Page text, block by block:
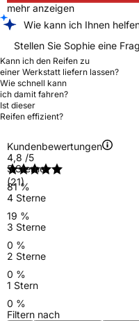
mehr anzeigen
Wie kann ich Ihnen
Stellen Sie Sophie eine
Kann ich den Reifen zu
einer Werkstatt liefern lassen?
Wie schnell kann
ich damit fahren?
Ist dieser
Reifen effizient?
Kundenbewertungen
4,8 /5
(21)
5 Sterne
81 %
4 Sterne
19 %
3 Sterne
0 %
2 Sterne
0 %
1 Stern
0 %
Filtern nach